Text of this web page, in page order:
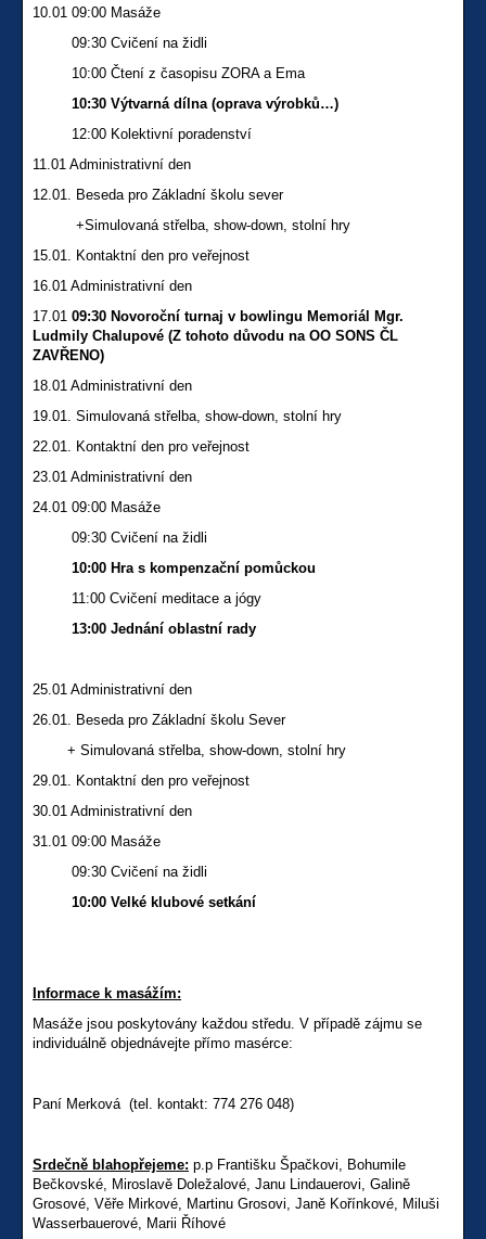
10.01 09:00 Masáže
09:30 Cvičení na židli
10:00 Čtení z časopisu ZORA a Ema
10:30 Výtvarná dílna (oprava výrobků…)
12:00 Kolektivní poradenství
11.01 Administrativní den
12.01. Beseda pro Základní školu sever
+Simulovaná střelba, show-down, stolní hry
15.01. Kontaktní den pro veřejnost
16.01 Administrativní den
17.01 09:30 Novoroční turnaj v bowlingu Memoriál Mgr.
Ludmily Chalupové (Z tohoto důvodu na OO SONS ČL
ZAVŘENO)
18.01 Administrativní den
19.01. Simulovaná střelba, show-down, stolní hry
22.01. Kontaktní den pro veřejnost
23.01 Administrativní den
24.01 09:00 Masáže
09:30 Cvičení na židli
10:00 Hra s kompenzační pomůckou
11:00 Cvičení meditace a jógy
13:00 Jednání oblastní rady
25.01 Administrativní den
26.01. Beseda pro Základní školu Sever
+ Simulovaná střelba, show-down, stolní hry
29.01. Kontaktní den pro veřejnost
30.01 Administrativní den
31.01 09:00 Masáže
09:30 Cvičení na židli
10:00 Velké klubové setkání
Informace k masážím:
Masáže jsou poskytovány každou středu. V případě zájmu se
individuálně objednávejte přímo masérce:
Paní Merková (tel. kontakt: 774 276 048)
Srdečně blahopřejeme: p.p Františku Špačkovi, Bohumile
Bečkovské, Miroslavě Doležalové, Janu Lindauerovi, Galině
Grosové, Věře Mirkové, Martinu Grosovi, Janě Kořínkové, Miluši
Wasserbauerové, Marii Říhové